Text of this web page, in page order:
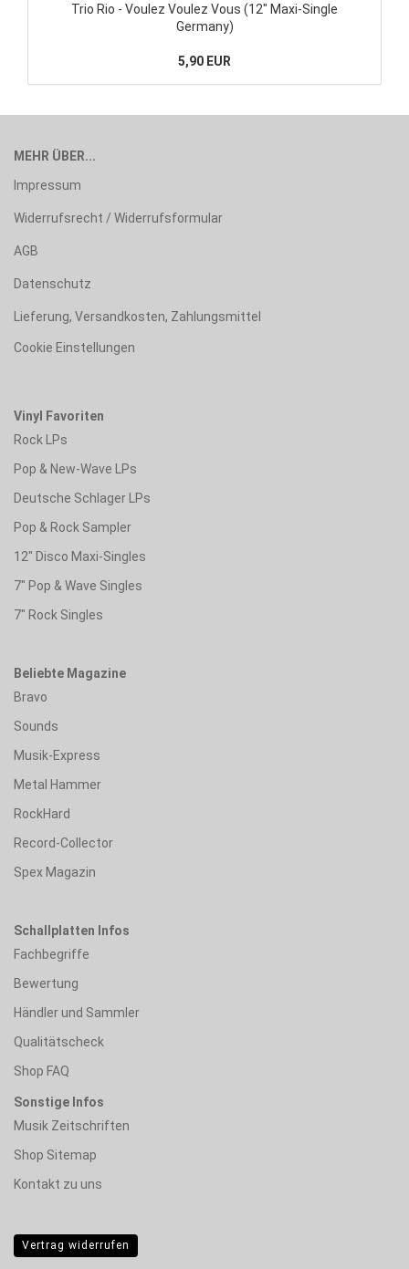
Trio Rio - Voulez Voulez Vous (12" Maxi-Single
Germany)
5,90 EUR
MEHR ÜBER...
Impressum
Widerrufsrecht / Widerrufsformular
AGB
Datenschutz
Lieferung, Versandkosten, Zahlungsmittel
Cookie Einstellungen
Vinyl Favoriten
Rock LPs
Pop & New-Wave LPs
Deutsche Schlager LPs
Pop & Rock Sampler
12" Disco Maxi-Singles
7" Pop & Wave Singles
7" Rock Singles
Beliebte Magazine
Bravo
Sounds
Musik-Express
Metal Hammer
RockHard
Record-Collector
Spex Magazin
Schallplatten Infos
Fachbegriffe
Bewertung
Händler und Sammler
Qualitätscheck
Shop FAQ
Sonstige Infos
Musik Zeitschriften
Shop Sitemap
Kontakt zu uns
Vertrag widerrufen